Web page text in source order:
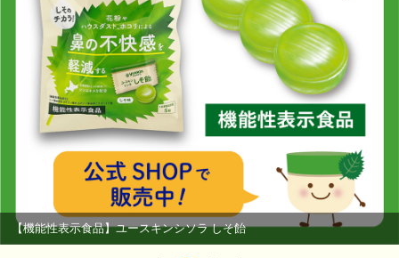
【機能性表示食品】ユースキンシソラ しそ飴